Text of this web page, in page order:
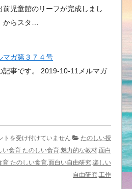
児童館のリーフが完成しまし
からスタ…
マガ第３７４号
記事です。 2019-10-11メルマガ
トを受け付けていません
たのしい授
食育 たのしい食育,魅力的な教材,面白
たのしい食育,面白い自由研究,楽しい
自由研究,工作